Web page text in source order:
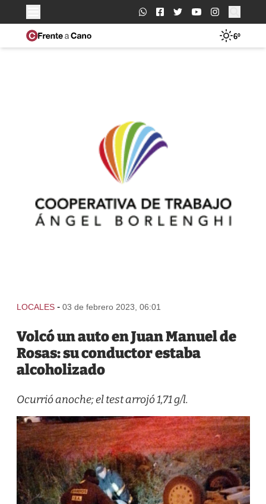
Buscar:
6º
LOCALES - 03 de febrero 2023, 06:01
Volcó un auto en Juan Manuel de
Rosas: su conductor estaba
alcoholizado
Ocurrió anoche; el test arrojó 1,71 g/l.